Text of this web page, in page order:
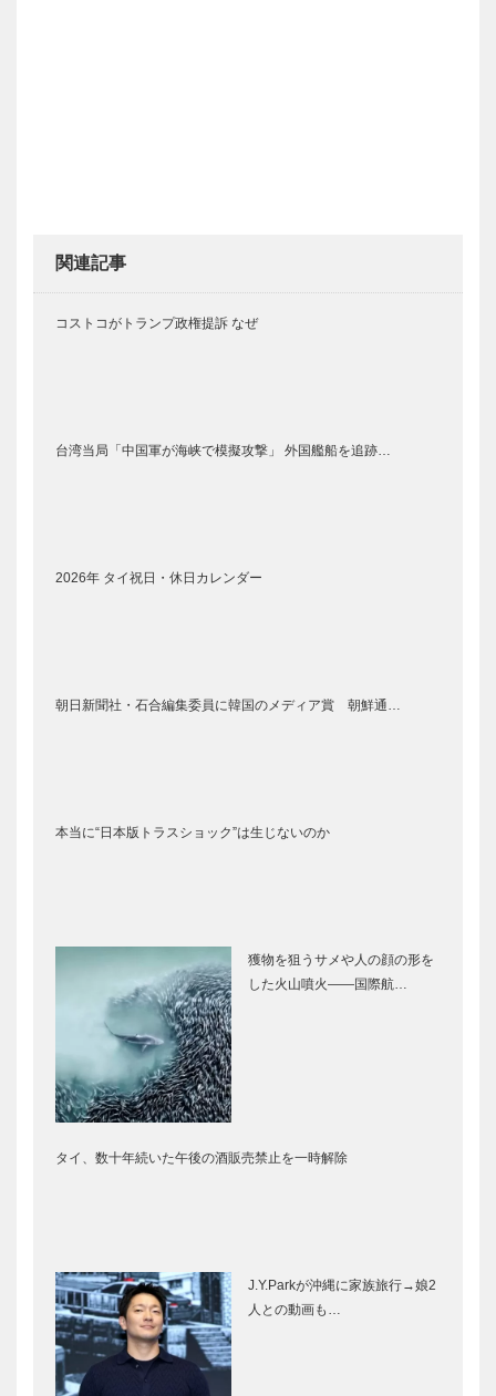
関連記事
コストコがトランプ政権提訴 なぜ
台湾当局「中国軍が海峡で模擬攻撃」 外国艦船を追跡…
2026年 タイ祝日・休日カレンダー
朝日新聞社・石合編集委員に韓国のメディア賞 朝鮮通…
本当に“日本版トラスショック”は生じないのか
獲物を狙うサメや人の顔の形を
した火山噴火――国際航…
タイ、数十年続いた午後の酒販売禁止を一時解除
J.Y.Parkが沖縄に家族旅行→娘2
人との動画も…